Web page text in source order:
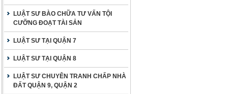
LUẬT SƯ BÀO CHỮA TƯ VẤN TỘI
CƯỠNG ĐOẠT TÀI SẢN
LUẬT SƯ TẠI QUẬN 7
LUẬT SƯ TẠI QUẬN 8
LUẬT SƯ CHUYÊN TRANH CHẤP NHÀ
ĐẤT QUẬN 9, QUẬN 2